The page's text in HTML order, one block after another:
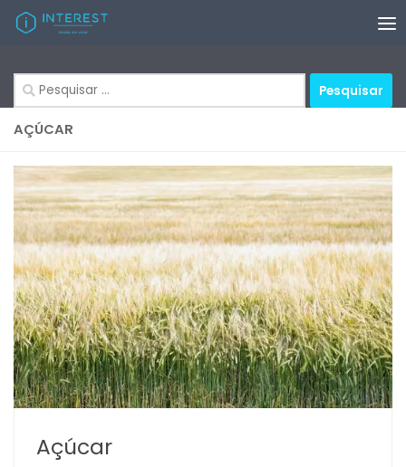
Skip to content
por:
AÇÚCAR
Açúcar